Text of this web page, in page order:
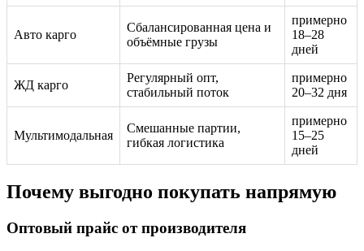
Авто карго
Сбалансированная цена и
объёмные грузы
примерно
18–28
дней
ЖД карго
Регулярный опт,
стабильный поток
примерно
20–32 дня
Мультимодальная
Смешанные партии,
гибкая логистика
примерно
15–25
дней
Почему выгодно покупать напрямую
Оптовый прайс от производителя